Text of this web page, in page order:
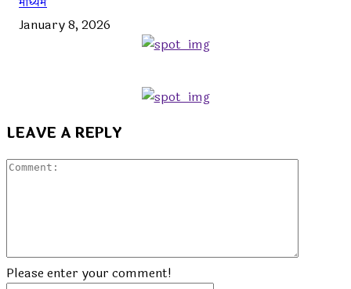
January 8, 2026
LEAVE A REPLY
Please enter your comment!